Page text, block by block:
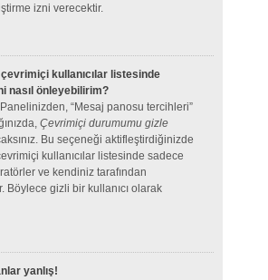
izni verecektir.
çevrimiçi kullanıcılar listesinde
nasıl önleyebilirim?
Panelinizden, “Mesaj panosu tercihleri”
Çevrimiçi durumumu gizle
Bu seçeneği aktifleştirdiğinizde
çevrimiçi kullanıcılar listesinde sadece
ve kendiniz tarafından
Böylece gizli bir kullanıcı olarak
yanlış!